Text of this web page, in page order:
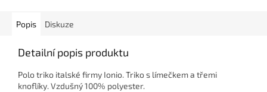
Popis Diskuze
Detailní popis produktu
Polo triko italské firmy Ionio. Triko s límečkem a třemi
knoflíky. Vzdušný 100% polyester.